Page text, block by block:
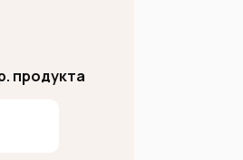
продукта